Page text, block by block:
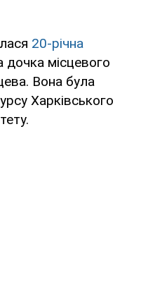
20-річна
дочка місцевого
Вона була
Харківського